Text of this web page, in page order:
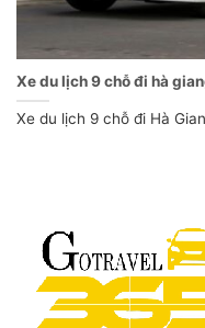
Xe du lịch 9 chỗ đi hà
Xe du lịch 9 chỗ đi Hà